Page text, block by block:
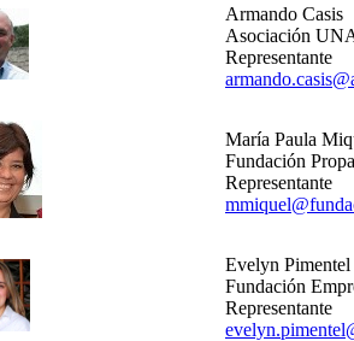
Armando Casis
Asociación
Representante
María Paula
Fundación
Representante
Evelyn Pimentel
Fundación
Representante